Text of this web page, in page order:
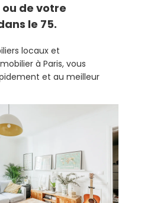
ou de votre
le 75.
locaux et
à Paris, vous
et au meilleur